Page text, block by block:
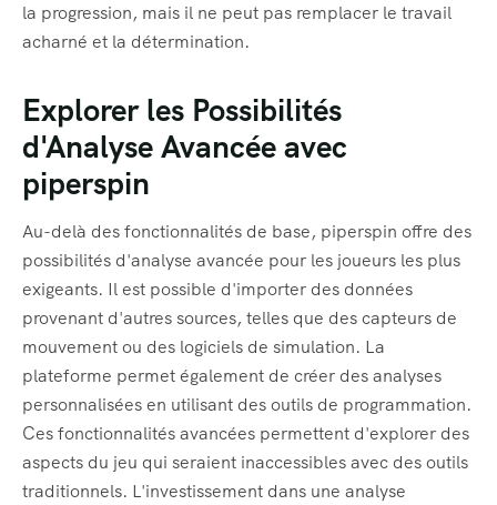
la progression, mais il ne peut pas remplacer le travail
acharné et la détermination.
Explorer les Possibilités
d'Analyse Avancée avec
piperspin
Au-delà des fonctionnalités de base, piperspin offre des
possibilités d'analyse avancée pour les joueurs les plus
exigeants. Il est possible d'importer des données
provenant d'autres sources, telles que des capteurs de
mouvement ou des logiciels de simulation. La
plateforme permet également de créer des analyses
personnalisées en utilisant des outils de programmation.
Ces fonctionnalités avancées permettent d'explorer des
aspects du jeu qui seraient inaccessibles avec des outils
traditionnels. L'investissement dans une analyse